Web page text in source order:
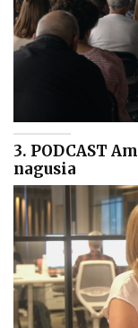
3. PODCAST
nagusia